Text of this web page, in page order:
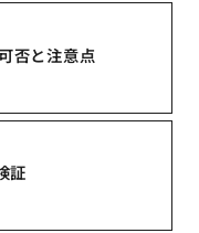
否と注意点
証